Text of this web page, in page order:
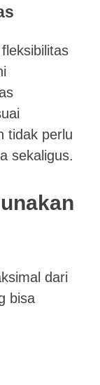
tidak perlu
sekaligus.
dari
bisa